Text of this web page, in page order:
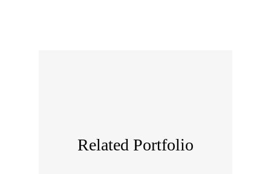
Related Portfolio